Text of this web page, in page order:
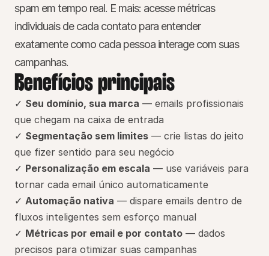
spam em tempo real. E mais: acesse métricas
individuais de cada contato para entender
exatamente como cada pessoa interage com suas
campanhas.
Benefícios principais
✓ Seu domínio, sua marca — emails profissionais
que chegam na caixa de entrada
✓ Segmentação sem limites — crie listas do jeito
que fizer sentido para seu negócio
✓ Personalização em escala — use variáveis para
tornar cada email único automaticamente
✓ Automação nativa — dispare emails dentro de
fluxos inteligentes sem esforço manual
✓ Métricas por email e por contato — dados
precisos para otimizar suas campanhas